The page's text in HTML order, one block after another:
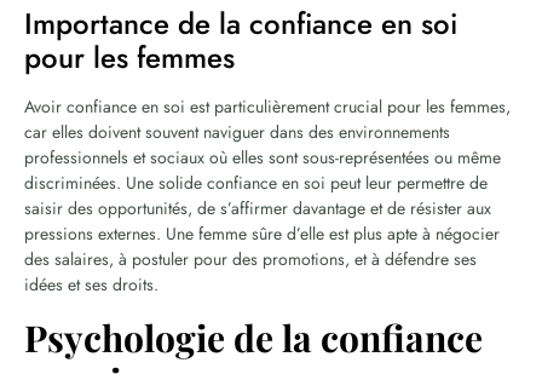
Importance de la confiance en soi
pour les femmes
Avoir confiance en soi est particulièrement crucial pour les femmes,
car elles doivent souvent naviguer dans des environnements
professionnels et sociaux où elles sont sous-représentées ou même
discriminées. Une solide confiance en soi peut leur permettre de
saisir des opportunités, de s’affirmer davantage et de résister aux
pressions externes. Une femme sûre d’elle est plus apte à négocier
des salaires, à postuler pour des promotions, et à défendre ses
idées et ses droits.
Psychologie de la confiance